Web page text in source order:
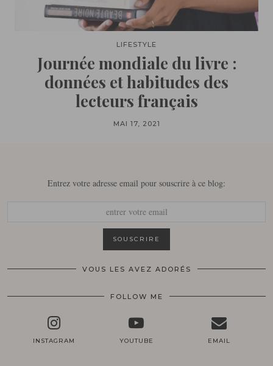
LIFESTYLE
Journée mondiale du livre :
données et habitudes des
lecteurs français
MAI 17, 2021
Entrez votre adresse email pour souscrire à ce blog:
VOUS LES AVEZ ADORÉS
FOLLOW ME
INSTAGRAM YOUTUBE EMAIL